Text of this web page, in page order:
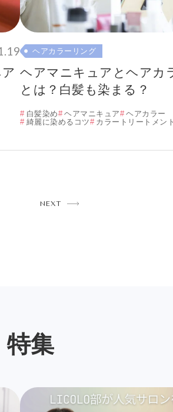
ヘアカラーリング
ヘアマニキュアとヘアカ
とは？白髪も染まる？
白髪染め ヘアマニキュア
ヘアカラー
綺麗に染めるコツ
カラートリートメント
NEXT
特集